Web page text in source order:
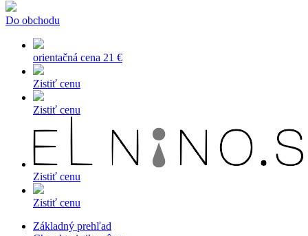
Do obchodu
orientačná cena 21 €
Zistiť cenu
Zistiť cenu
Zistiť cenu
Zistiť cenu
Základný prehľad